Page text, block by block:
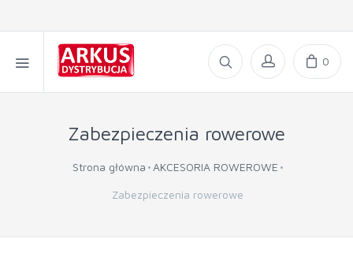
0
Zabezpieczenia rowerowe
Strona główna AKCESORIA ROWEROWE
Zabezpieczenia rowerowe